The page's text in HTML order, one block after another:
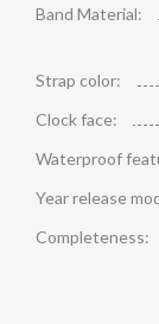
Band Material:
Strap color:
Clock face:
Waterproof
Year release
Completeness: